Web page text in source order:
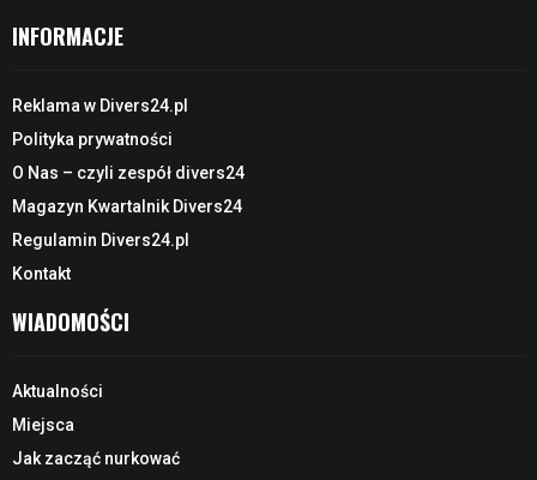
INFORMACJE
Reklama w Divers24.pl
Polityka prywatności
O Nas – czyli zespół divers24
Magazyn Kwartalnik Divers24
Regulamin Divers24.pl
Kontakt
WIADOMOŚCI
Aktualności
Miejsca
Jak zacząć nurkować